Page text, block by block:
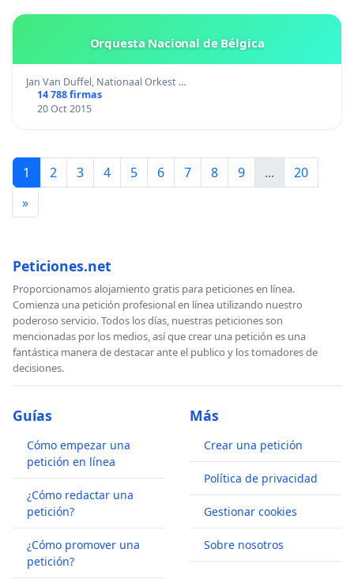
Orquesta Nacional de Bélgica
Jan Van Duffel, Nationaal Orkest …
14 788 firmas
20 Oct 2015
1 2 3 4 5 6 7 8 9 ...
20
»
Peticiones.net
Proporcionamos alojamiento gratis para peticiones en línea.
Comienza una petición profesional en línea utilizando nuestro
poderoso servicio. Todos los días, nuestras peticiones son
mencionadas por los medios, así que crear una petición es una
fantástica manera de destacar ante el publico y los tomadores de
decisiones.
Guías
Cómo empezar una
petición en línea
¿Cómo redactar una
petición?
¿Cómo promover una
petición?
Más
Crear una petición
Política de privacidad
Gestionar cookies
Sobre nosotros